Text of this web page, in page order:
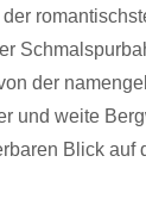
der
und weite
Blick auf